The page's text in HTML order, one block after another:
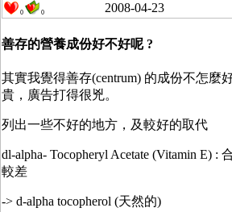
0 0 2008-04-23
善存的營養成份好不好呢 ?
其實我覺得善存(centrum) 的成份不怎麼
貴，廣告打得很兇。
列出一些不好的地方，及較好的取代
dl-alpha- Tocopheryl Acetate (Vitamin E) :
較差
-> d-alpha tocopherol (天然的)